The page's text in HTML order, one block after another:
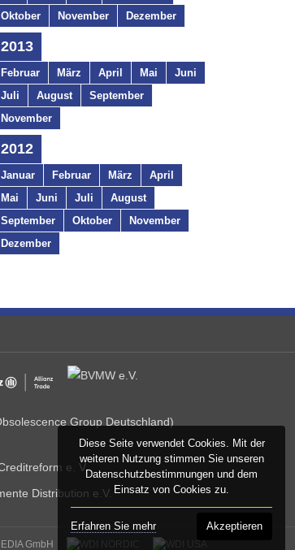
Oktober
November Dezember
2013
Februar März April Mai
Juni
Juli
August
September
November
2012
Januar Februar März
April
Mai
Juni Juli
August
September
Oktober
November
Dezember
Diese Seite verwendet Cookies. Mit der
weiteren Nutzung stimmen Sie unseren
Datenschutzbestimmungen und dem
Einsatz von Cookies zu.
Erfahren Sie mehr Akzeptieren